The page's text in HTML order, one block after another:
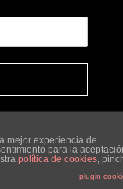
mejor experiencia de
para la
política de cookies,
plugin